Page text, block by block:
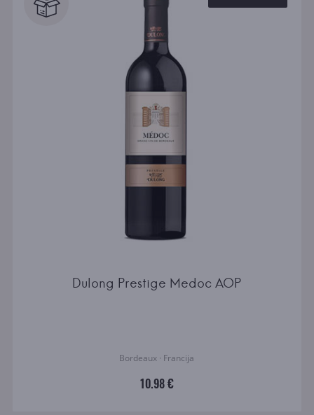
Dulong Prestige Medoc AOP
Bordeaux · Francija
10.98 €